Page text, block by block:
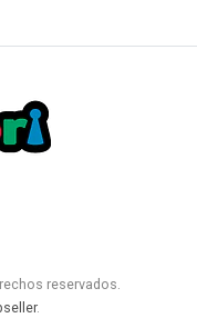
reservados.
.